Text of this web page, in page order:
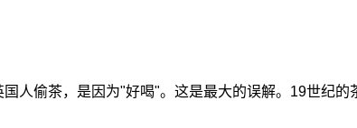
人偷茶，是因为"好喝"。这是最大的误解。19世纪的